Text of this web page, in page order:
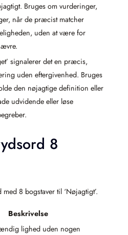
Bruges om vurderinger,
når de præcist matcher
uden at være for
signalerer det en præcis,
uden eftergivenhed. Bruges
den nøjagtige definition eller
udvidende eller løse
8
8 bogstaver til ‘Nøjagtigt’.
Beskrivelse
lighed uden nogen